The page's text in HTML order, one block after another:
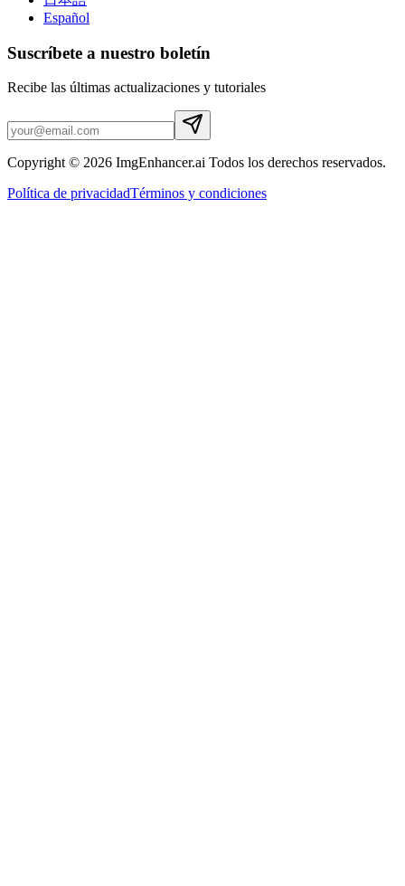
Español
Suscríbete a nuestro boletín
Recibe las últimas actualizaciones y tutoriales
Copyright © 2026 ImgEnhancer.ai Todos los derechos reservados.
Política de privacidadTérminos y condiciones